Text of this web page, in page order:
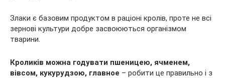
Злаки є базовим продуктом в раціоні кролів, проте не всі
зернові культури добре засвоюються організмом
тварини.
Кроликів можна годувати пшеницею, ячменем,
вівсом, кукурудзою, главное – робити це правильно і з